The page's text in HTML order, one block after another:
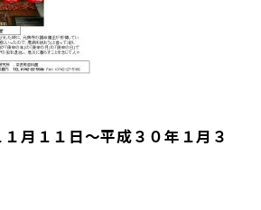
月１１日～平成３０年１月３